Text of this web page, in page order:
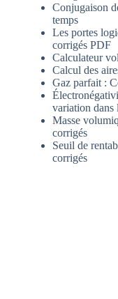
Conjugaison
temps
Les portes
corrigés PDF
Calculateur
Calcul des
Gaz parfait :
variation dans
Masse
corrigés
Seuil de
corrigés